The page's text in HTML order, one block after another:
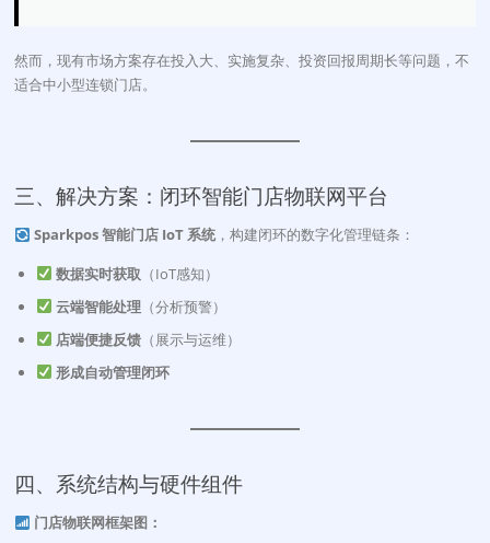
然而，现有市场方案存在投入大、实施复杂、投资回报周期长等问题，不
适合中小型连锁门店。
三、解决方案：闭环智能门店物联网平台
Sparkpos 智能门店 IoT 系统 ，构建闭环的数字化管理链条：
数据实时获取 （IoT感知）
云端智能处理 （分析预警）
店端便捷反馈 （展示与运维）
形成自动管理闭环
四、系统结构与硬件组件
门店物联网框架图：